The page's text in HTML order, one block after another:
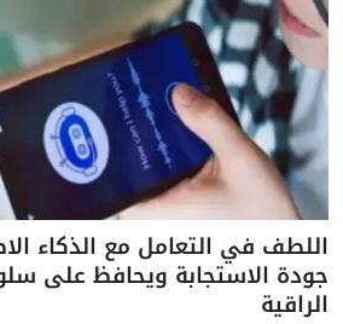
اللطف في التعامل مع الذكاء
جودة الاستجابة ويحافظ على
الراقية